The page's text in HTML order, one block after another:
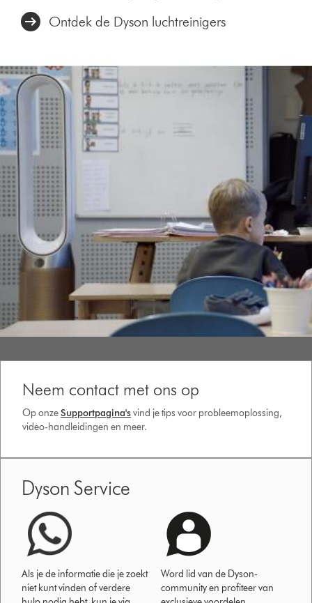
Ontdek de Dyson luchtreinigers
Neem contact met ons op
Op onzeSupportpagina'svind je tips voor probleemoplossing,
video-handleidingen en meer.
Dyson Service
Als je de informatie die je zoekt
niet kunt vinden of verdere
Word lid van de Dyson-
community en profiteer van